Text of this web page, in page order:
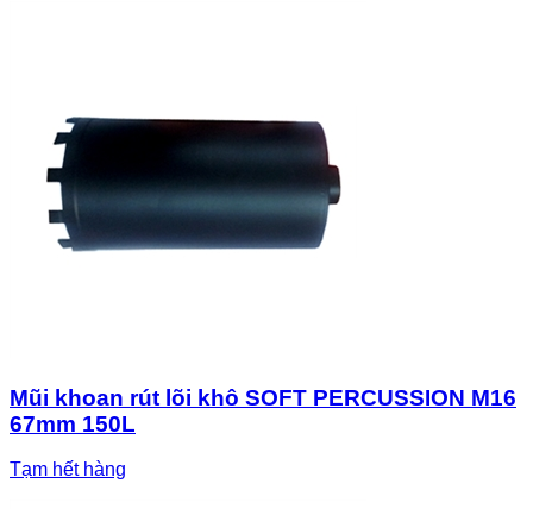
Mũi khoan rút lõi khô SOFT PERCUSSION M16
67mm 150L
Tạm hết hàng